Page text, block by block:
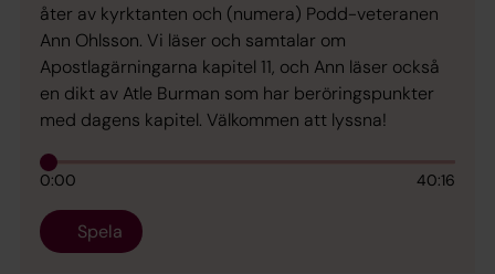
åter av kyrktanten och (numera) Podd-veteranen
Ann Ohlsson. Vi läser och samtalar om
Apostlagärningarna kapitel 11, och Ann läser också
en dikt av Atle Burman som har beröringspunkter
med dagens kapitel. Välkommen att lyssna!
0:00 40:16
Spela